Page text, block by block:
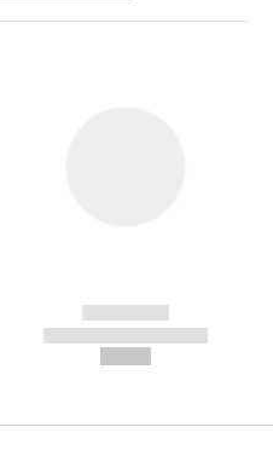
------------
----------- -----------